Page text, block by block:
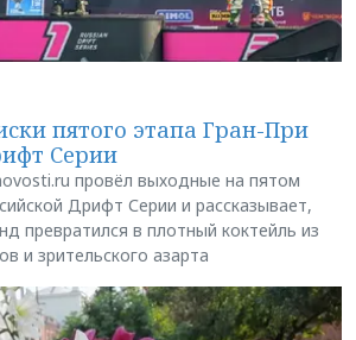
пятого этапа Гран-При
Серии
провёл выходные на пятом
Дрифт Серии и рассказывает,
превратился в плотный коктейль из
и зрительского азарта